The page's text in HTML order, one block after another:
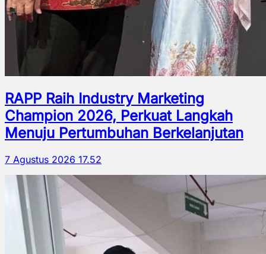
RAPP Raih Industry Marketing
Champion 2026, Perkuat Langkah
Menuju Pertumbuhan Berkelanjutan
7 Agustus 2026 17.52